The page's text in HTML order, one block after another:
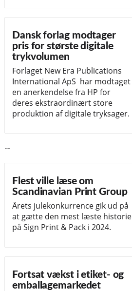
Dansk forlag modtager
pris for største digitale
trykvolumen
Forlaget New Era Publications
International ApS har modtaget
en anerkendelse fra HP for
deres ekstraordinært store
produktion af digitale tryksager.
Flest ville læse om
Scandinavian Print Group
Årets julekonkurrence gik ud på
at gætte den mest læste historie
på Sign Print & Pack i 2024.
Fortsat vækst i etiket- og
emballagemarkedet